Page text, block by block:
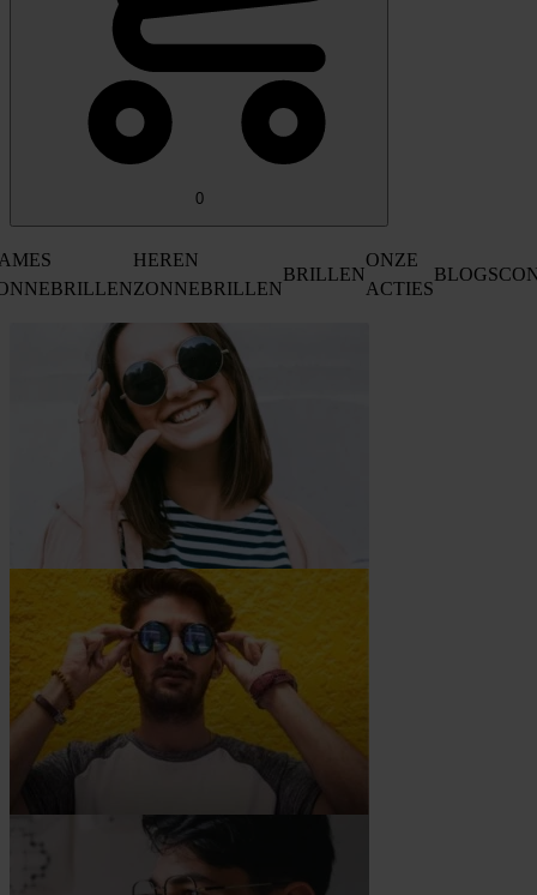
0
HEREN
ZONNEBRILLEN
BRILLEN
ONZE
ACTIES
BLOGS